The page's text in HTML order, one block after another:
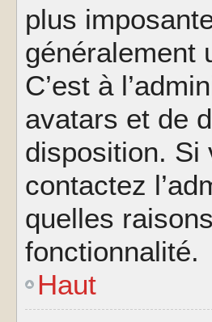
plus
généralement
C’est à
avatars et de
disposition. Si
contactez
quelles
fonctionnalité.
Haut